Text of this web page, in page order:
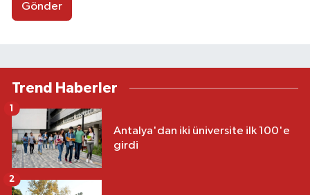
Gönder
Trend Haberler
Antalya'dan iki üniversite ilk 100'e
girdi
1
2